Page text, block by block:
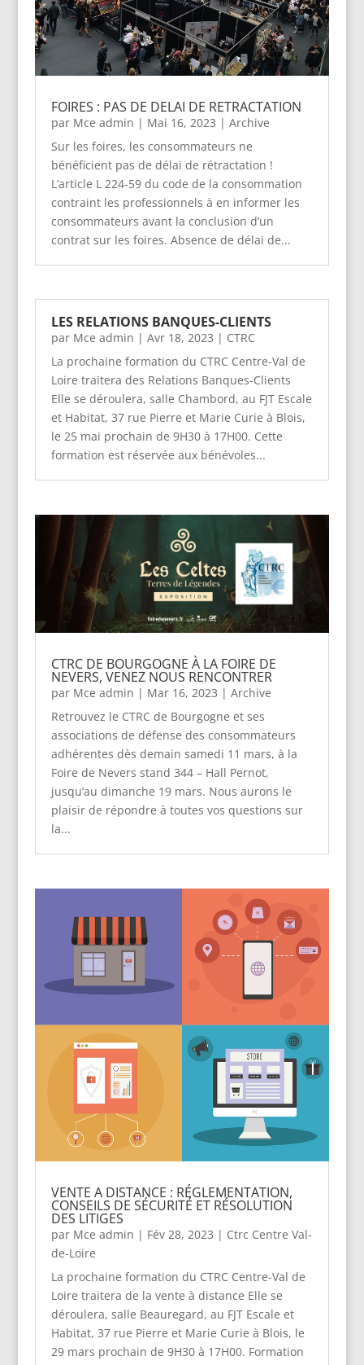
FOIRES : PAS DE DELAI DE RETRACTATION
par Mce admin | Mai 16, 2023 | Archive
Sur les foires, les consommateurs ne
bénéficient pas de délai de rétractation !
L’article L 224-59 du code de la consommation
contraint les professionnels à en informer les
consommateurs avant la conclusion d’un
contrat sur les foires. Absence de délai de...
LES RELATIONS BANQUES-CLIENTS
par Mce admin | Avr 18, 2023 | CTRC
La prochaine formation du CTRC Centre-Val de
Loire traitera des Relations Banques-Clients
Elle se déroulera, salle Chambord, au FJT Escale
et Habitat, 37 rue Pierre et Marie Curie à Blois,
le 25 mai prochain de 9H30 à 17H00. Cette
formation est réservée aux bénévoles...
CTRC DE BOURGOGNE À LA FOIRE DE
NEVERS, VENEZ NOUS RENCONTRER
par Mce admin | Mar 16, 2023 | Archive
Retrouvez le CTRC de Bourgogne et ses
associations de défense des consommateurs
adhérentes dès demain samedi 11 mars, à la
Foire de Nevers stand 344 – Hall Pernot,
jusqu’au dimanche 19 mars. Nous aurons le
plaisir de répondre à toutes vos questions sur
la...
VENTE A DISTANCE : RÉGLEMENTATION,
CONSEILS DE SÉCURITÉ ET RÉSOLUTION
DES LITIGES
par Mce admin | Fév 28, 2023 | Ctrc Centre Val-
de-Loire
La prochaine formation du CTRC Centre-Val de
Loire traitera de la vente à distance Elle se
déroulera, salle Beauregard, au FJT Escale et
Habitat, 37 rue Pierre et Marie Curie à Blois, le
29 mars prochain de 9H30 à 17H00. Formation